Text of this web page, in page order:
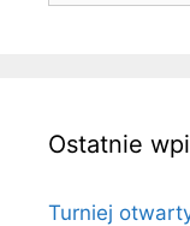
Ostatnie
Turniej